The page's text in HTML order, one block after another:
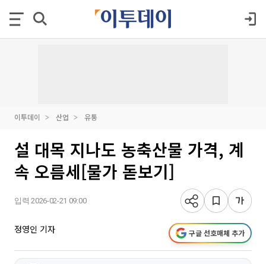
이투데이 산업 유통
설 대목 지나도 농축산물 가격, 계
속 오름세[물가 돋보기]
입력 2026-02-21 09:00
정영인 기자 구글 선호매체 추가